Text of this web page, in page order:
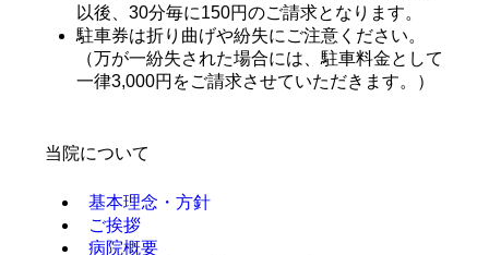
以後、30分毎に150円のご請求となります。
駐車券は折り曲げや紛失にご注意ください。
（万が一紛失された場合には、駐車料金として
一律3,000円をご請求させていただきます。）
当院について
基本理念・方針
ご挨拶
病院概要